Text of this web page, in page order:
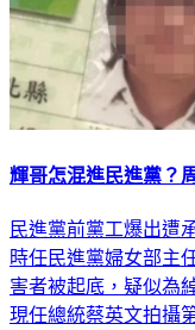
輝哥怎混進民進黨？
民進黨前黨工爆出遭
時任民進黨婦女部主
害者被起底，疑似為
現任總統蔡英文拍攝